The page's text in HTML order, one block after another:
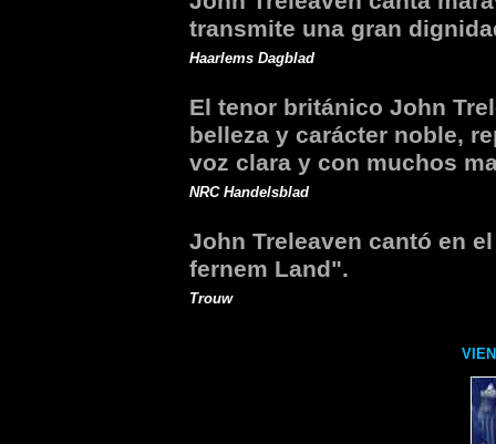
transmite una gran
Haarlems Dagblad
El tenor británico John
belleza y carácter noble,
voz clara y con muchos
NRC Handelsblad
John Treleaven cantó en
fernem Land".
Trouw